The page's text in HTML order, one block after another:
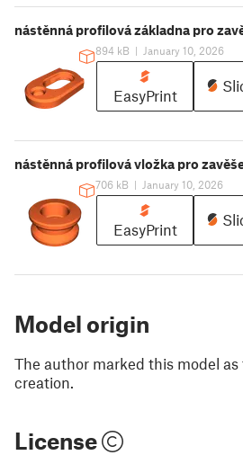
nástěnná profilová základna pro
894 kB | January 10, 2026
EasyPrint
nástěnná profilová vložka pro
706 kB | January 10, 2026
EasyPrint
Model origin
The author marked this model
creation.
License